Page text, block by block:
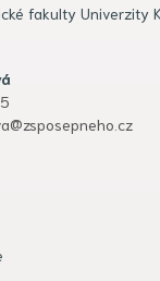
fakulty Univerzity